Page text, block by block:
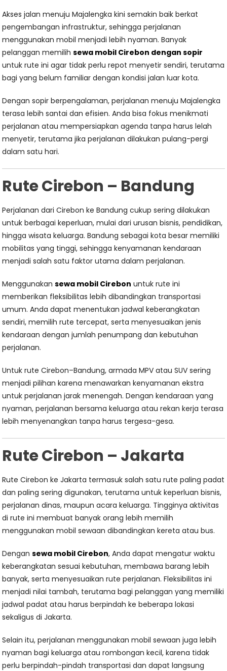
Akses jalan menuju Majalengka kini semakin baik berkat
pengembangan infrastruktur, sehingga perjalanan
menggunakan mobil menjadi lebih nyaman. Banyak
pelanggan memilihsewa mobil Cirebon dengan sopir
untuk rute ini agar tidak perlu repot menyetir sendiri, terutama
bagi yang belum familiar dengan kondisi jalan luar kota.
Dengan sopir berpengalaman, perjalanan menuju Majalengka
terasa lebih santai dan efisien. Anda bisa fokus menikmati
perjalanan atau mempersiapkan agenda tanpa harus lelah
menyetir, terutama jika perjalanan dilakukan pulang-pergi
dalam satu hari.
Rute Cirebon – Bandung
Perjalanan dari Cirebon ke Bandung cukup sering dilakukan
untuk berbagai keperluan, mulai dari urusan bisnis, pendidikan,
hingga wisata keluarga. Bandung sebagai kota besar memiliki
mobilitas yang tinggi, sehingga kenyamanan kendaraan
menjadi salah satu faktor utama dalam perjalanan.
Menggunakansewa mobil Cirebon untuk rute ini
memberikan fleksibilitas lebih dibandingkan transportasi
umum. Anda dapat menentukan jadwal keberangkatan
sendiri, memilih rute tercepat, serta menyesuaikan jenis
kendaraan dengan jumlah penumpang dan kebutuhan
perjalanan.
Untuk rute Cirebon–Bandung, armada MPV atau SUV sering
menjadi pilihan karena menawarkan kenyamanan ekstra
untuk perjalanan jarak menengah. Dengan kendaraan yang
nyaman, perjalanan bersama keluarga atau rekan kerja terasa
lebih menyenangkan tanpa harus tergesa-gesa.
Rute Cirebon – Jakarta
Rute Cirebon ke Jakarta termasuk salah satu rute paling padat
dan paling sering digunakan, terutama untuk keperluan bisnis,
perjalanan dinas, maupun acara keluarga. Tingginya aktivitas
di rute ini membuat banyak orang lebih memilih
menggunakan mobil sewaan dibandingkan kereta atau bus.
Dengansewa mobil Cirebon, Anda dapat mengatur waktu
keberangkatan sesuai kebutuhan, membawa barang lebih
banyak, serta menyesuaikan rute perjalanan. Fleksibilitas ini
menjadi nilai tambah, terutama bagi pelanggan yang memiliki
jadwal padat atau harus berpindah ke beberapa lokasi
sekaligus di Jakarta.
Selain itu, perjalanan menggunakan mobil sewaan juga lebih
nyaman bagi keluarga atau rombongan kecil, karena tidak
perlu berpindah-pindah transportasi dan dapat langsung